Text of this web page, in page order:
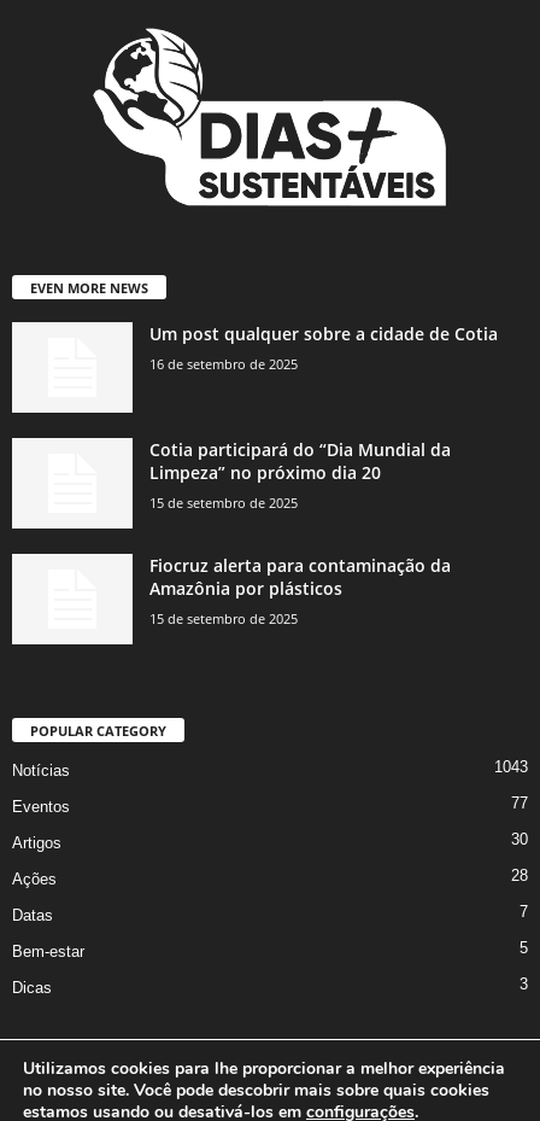
EVEN MORE NEWS
Um post qualquer sobre a cidade de Cotia
16 de setembro de 2025
Cotia participará do “Dia Mundial da
Limpeza” no próximo dia 20
15 de setembro de 2025
Fiocruz alerta para contaminação da
Amazônia por plásticos
15 de setembro de 2025
POPULAR CATEGORY
Notícias 1043
Eventos 77
Artigos 30
Ações 28
Datas 7
Bem-estar 5
Dicas 3
A Iniciativa Marcus Nakagawa Oficina da Comunicação
Utilizamos cookies para lhe proporcionar a melhor experiência
no nosso site. Você pode descobrir mais sobre quais cookies
estamos usando ou desativá-los em configurações.